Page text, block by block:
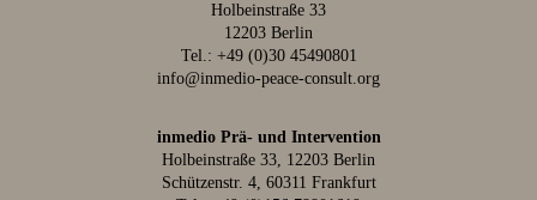
Holbeinstraße 33
12203 Berlin
Tel.: +49 (0)30 45490801
info@inmedio-peace-consult.org
inmedio Prä- und Intervention
Holbeinstraße 33, 12203 Berlin
Schützenstr. 4, 60311 Frankfurt